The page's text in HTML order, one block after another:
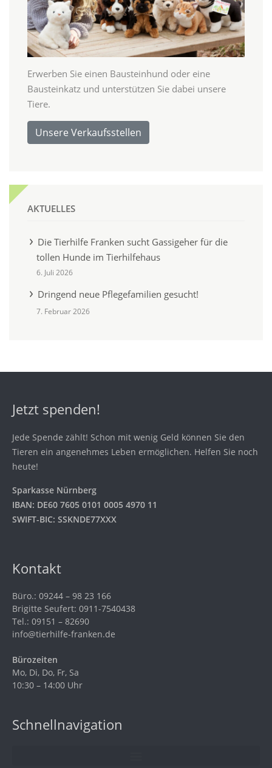
Erwerben Sie einen Bausteinhund oder eine
Bausteinkatz und unterstützen Sie dabei unsere
Tiere.
Unsere Verkaufsstellen
AKTUELLES
Die Tierhilfe Franken sucht Gassigeher für die
tollen Hunde im Tierhilfehaus
6. Juli 2026
Dringend neue Pflegefamilien gesucht!
7. Februar 2026
Jetzt spenden!
Jede Spende zählt! Schon mit wenig Geld können Sie den
Tieren ein angenehmes Leben ermöglichen. Helfen Sie noch
heute!
Sparkasse Nürnberg
IBAN: DE60 7605 0101 0005 4970 11
SWIFT-BIC: SSKNDE77XXX
Kontakt
Büro.: 09244 – 98 23 166
Brigitte Seufert: 0911-7540438
Tel.: 09151 – 82690
info@tierhilfe-franken.de
Bürozeiten
Mo, Di, Do, Fr, Sa
10:30 – 14:00 Uhr
Schnellnavigation